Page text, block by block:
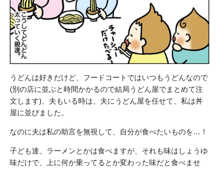
うどんは好きだけど、フードコートではいつもうどんなので
(別の店に並ぶと時間かかるので結局うどん屋でまとめて注
文します)、夫もいる時は、夫にうどん屋を任せて、私は丼
屋に並びました。
なのに夫は私の助言を無視して、自分が食べたいものを…！
子ども達、ラーメンとかは食べますが、それも味はしょうゆ
味だけで、上に何か乗ってるとか変わった味だと食べませ